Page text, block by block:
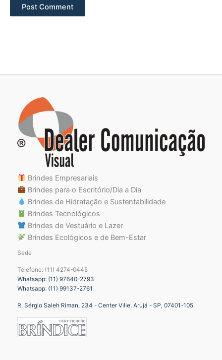
Brindes Empresariais
Brindes para o Escritório/Dia a Dia
Brindes de Hidratação e Sustentabilidade
Brindes Tecnológicos
Brindes de Vestuário e Lazer
Brindes Ecológicos e de Bem-Estar
Sede
Telefone: (11) 4274-0445
Whatsapp: (11) 97640-2793
Whatsapp: (11) 99137-2761
R. Sérgio Saleh Riman, 234 - Center Ville, Arujá - SP, 07401-105